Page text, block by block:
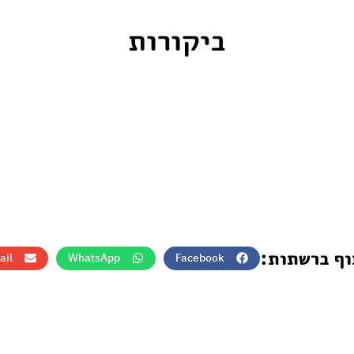
ביקורות
ברשתות: Facebook
WhatsApp